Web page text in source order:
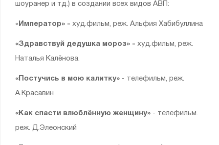
шоуранер и тд.) в создании всех видов АВП:
« Император» - худ.фильм, реж. Альфия Хабибуллина
«Здравствуй дедушка мороз» - худ.фильм, реж.
Наталья Калёнова.
«Постучись в мою калитку» - телефильм, реж.
А.Красавин
«Как спасти влюблённую женщину» - телефильм.
реж. Д.Элеонский